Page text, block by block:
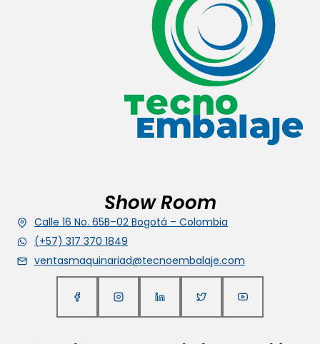
Show Room
Calle 16 No. 65B–02 Bogotá – Colombia
(+57) 317 370 1849
ventasmaquinariad@tecnoembalaje.com